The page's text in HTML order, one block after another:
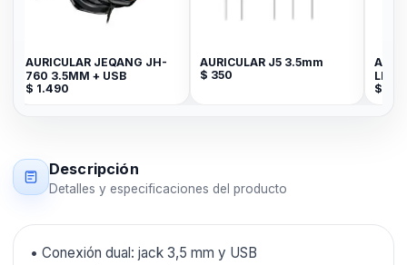
AURICULAR JEQANG JH-
760 3.5MM + USB
$ 1.490
AURICULAR J5 3.5mm
$ 350
$
Descripción
Detalles y especificaciones del producto
• Conexión dual: jack 3,5 mm y USB